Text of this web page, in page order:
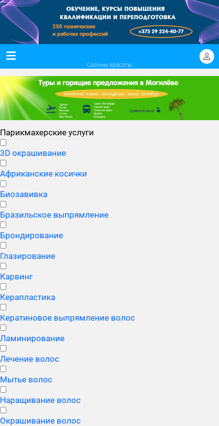
Салоны красоты
Парикмахерские услуги
3D окрашивание
Африканские косички
Биозавивка
Бразильское выпрямление
Брондирование
Глазирование
Карвинг
Керапластика
Кератиновое выпрямление волос
Ламинирование
Лечение волос
Мытье волос
Наращивание волос
Окрашивание волос